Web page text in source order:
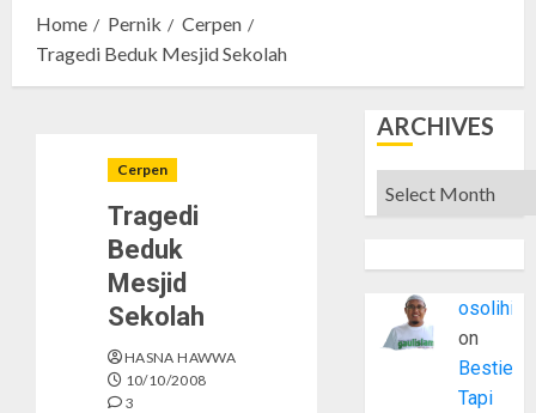
Home Pernik
Cerpen
Tragedi Beduk Mesjid Sekolah
Cerpen
Tragedi
Beduk
Mesjid
Sekolah
HASNA HAWWA
10/10/2008
3
ARCHIVES
Archives
osolihin
on
Bestie
Tapi